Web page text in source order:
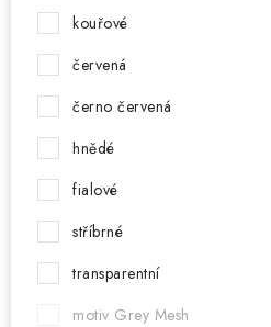
kouřové
červená
černo červená
hnědé
fialové
stříbrné
transparentní
motiv Grey Mesh